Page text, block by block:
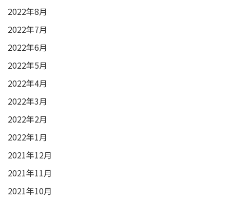
2022年8月
2022年7月
2022年6月
2022年5月
2022年4月
2022年3月
2022年2月
2022年1月
2021年12月
2021年11月
2021年10月